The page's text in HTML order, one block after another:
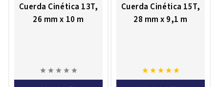
Cuerda Cinética 13T,
26 mm x 10 m
    
Cuerda Cinética 15T,
28 mm x 9,1 m
    